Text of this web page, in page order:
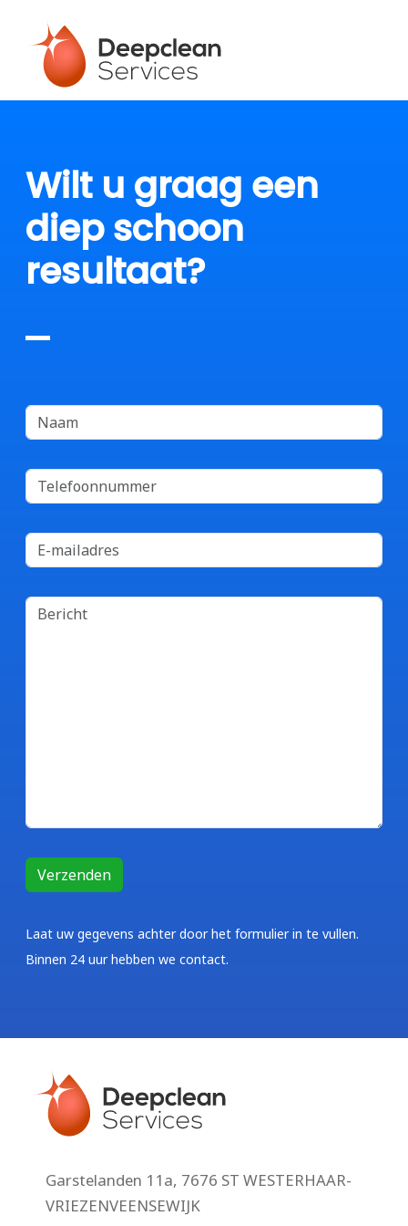
Wilt u graag een
diep schoon
resultaat?
Laat uw gegevens achter door het formulier in te vullen.
Binnen 24 uur hebben we contact.
Garstelanden 11a, 7676 ST WESTERHAAR-
VRIEZENVEENSEWIJK